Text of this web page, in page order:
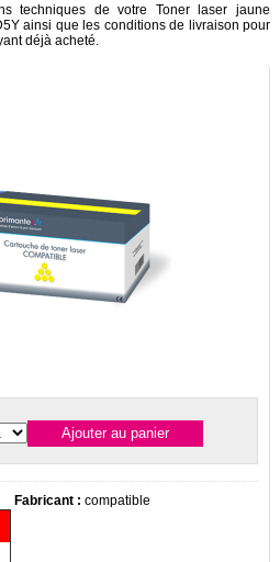
techniques de votre Toner laser jaune
ainsi que les conditions de livraison pour
déjà acheté.
Fabricant : compatible